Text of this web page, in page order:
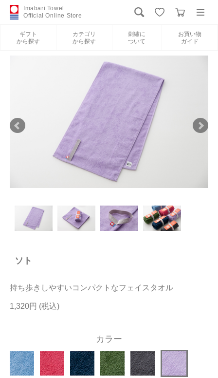
Imabari Towel
Official Online Store
ギフト
から探す
カテゴリ
から探す
刺繍に
ついて
お買い物
ガイド
新規会員登録
当サイトについて
大量購入・法人向けの購入の方は
ソト
持ち歩きしやすいコンパクトなフェイスタオル
1,320円
カラー